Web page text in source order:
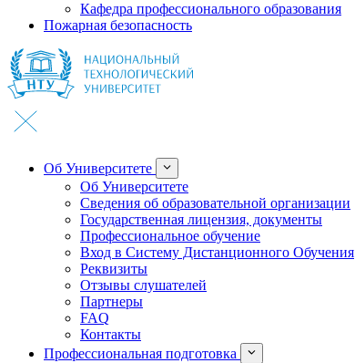
Кафедра профессионального образования
Пожарная безопасность
Об Университете
Об Университете
Сведения об образовательной организации
Государственная лицензия, документы
Профессиональное обучение
Вход в Систему Дистанционного Обучения
Реквизиты
Отзывы слушателей
Партнеры
FAQ
Контакты
Профессиональная подготовка